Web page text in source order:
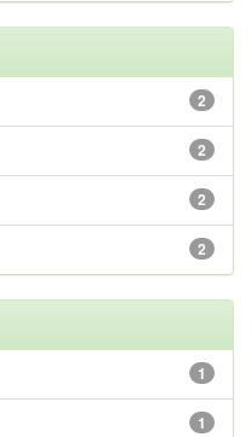
2
2
2
2
1
1